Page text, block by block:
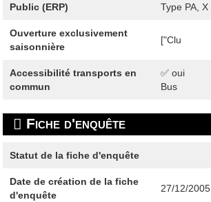
Public (ERP)
Type PA, X
Ouverture exclusivement
saisonnière
["Clu
Accessibilité transports en
commun
✅ oui
Bus
Fiche d'enquête
Statut de la fiche d'enquête
Date de création de la fiche
d'enquête
27/12/2005